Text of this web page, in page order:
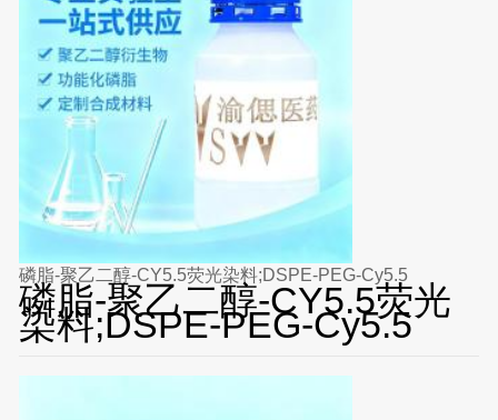
磷脂-聚乙二醇-CY5.5荧光染料;DSPE-PEG-Cy5.5
磷脂-聚乙二醇-CY5.5荧光
染料;DSPE-PEG-Cy5.5